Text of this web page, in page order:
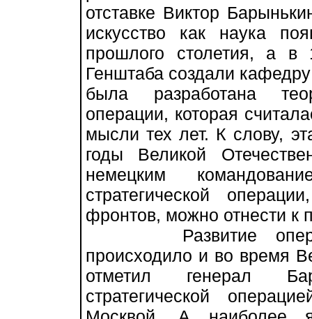
отставке Виктор
искусство как наука
прошлого столетия, а в
Генштаба создали
была разработана
операции, которая
мысли тех лет. К слову,
годы Великой
немецким
стратегической
фронтов, можно отнести к
Развитие
происходило и во время
отметил генерал
стратегической